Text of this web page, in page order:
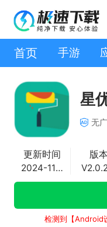
首页 手游
星
无
更新时间
2024-11-26
版本
检测到【Android